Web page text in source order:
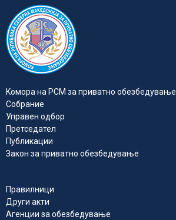
Kомора на РСМ за приватно обезбедувањe
Собрание
Управен одбор
Претседател
Публикации
Закон за приватно обезбедување
Правилници
Други акти
Агенции за обезбедување